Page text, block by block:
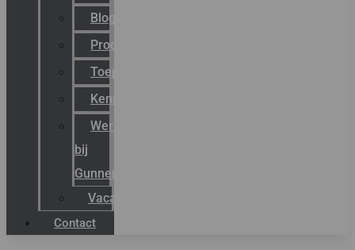
Blog
Productnieuws
Toepassingen
Kenniscentrum
Werken
bij
Gunneman
Vacatures
Contact